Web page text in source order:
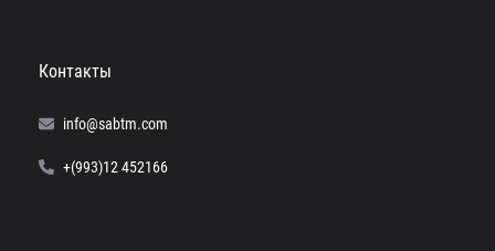
Контакты
info@sabtm.com
+(993)12 452166